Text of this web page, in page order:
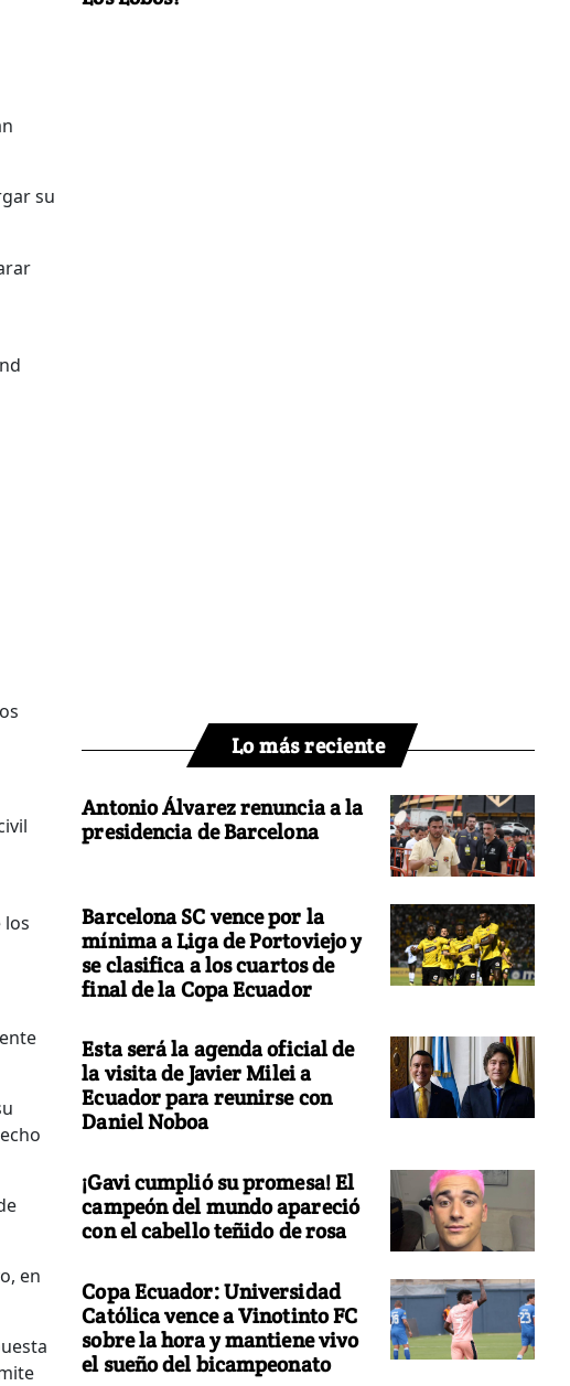
su
los
en
Lo más reciente
Antonio Álvarez renuncia a la
presidencia de Barcelona
Barcelona SC vence por la
mínima a Liga de Portoviejo y
se clasifica a los cuartos de
final de la Copa Ecuador
Esta será la agenda oficial de
la visita de Javier Milei a
Ecuador para reunirse con
Daniel Noboa
¡Gavi cumplió su promesa! El
campeón del mundo apareció
con el cabello teñido de rosa
Copa Ecuador: Universidad
Católica vence a Vinotinto FC
sobre la hora y mantiene vivo
el sueño del bicampeonato